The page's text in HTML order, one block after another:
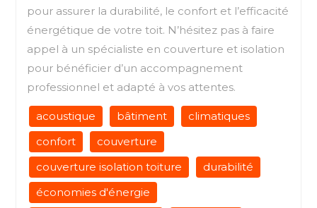
pour assurer la durabilité, le confort et l’efficacité
énergétique de votre toit. N’hésitez pas à faire
appel à un spécialiste en couverture et isolation
pour bénéficier d’un accompagnement
professionnel et adapté à vos attentes.
acoustique bâtiment
climatiques
confort
couverture
couverture isolation toiture
durabilité
économies d'énergie